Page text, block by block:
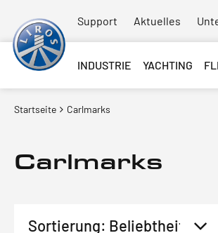
Support Aktuelles
INDUSTRIE YACHTING
Startseite Carlmarks
Carlmarks